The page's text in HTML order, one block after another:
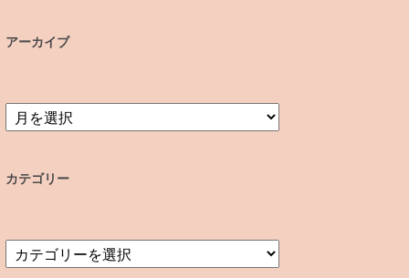
アーカイブ
ア
ー
ブ
カテゴリー
テ